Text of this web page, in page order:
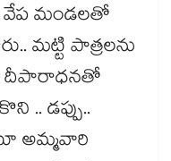
వేప మండలతో
మట్టి పాత్రలను
దీపారాధనతో
.. డప్పు..
అమ్మవారి